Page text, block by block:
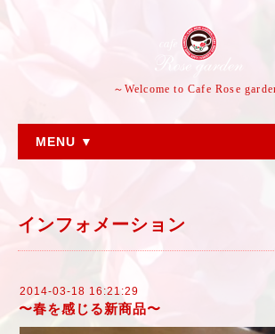
～Welcome to Cafe Rose
MENU ▼
インフォメーション
2014-03-18 16:21:29
〜春を感じる新商品〜